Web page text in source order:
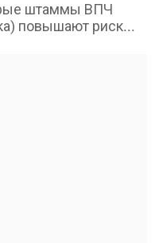
штаммы ВПЧ
повышают риск...